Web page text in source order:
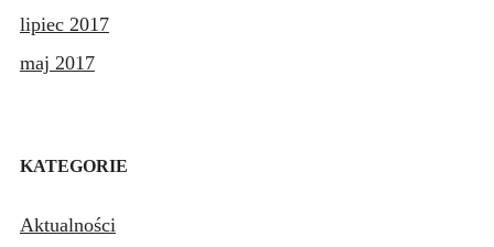
lipiec 2017
maj 2017
KATEGORIE
Aktualności